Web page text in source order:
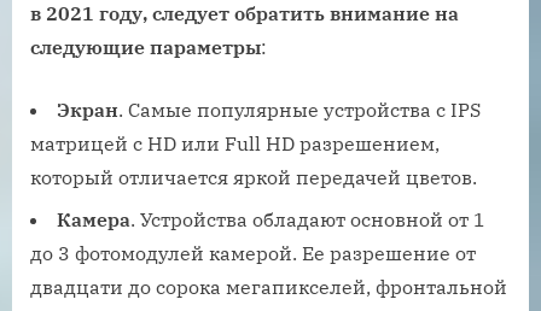
в 2021 году, следует обратить внимание на
следующие параметры:
Экран. Самые популярные устройства с IPS
матрицей с HD или Full HD разрешением,
который отличается яркой передачей цветов.
Камера. Устройства обладают основной от 1
до 3 фотомодулей камерой. Ее разрешение от
двадцати до сорока мегапикселей, фронтальной